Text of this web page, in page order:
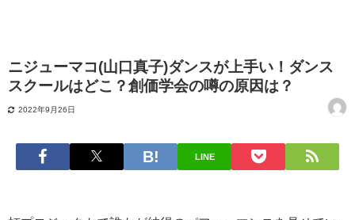
ニジューマコ(山口真子)ダンスが上手い！ダンス
スクールはどこ？創価学会の噂の原因は？
2022年9月26日
LINE